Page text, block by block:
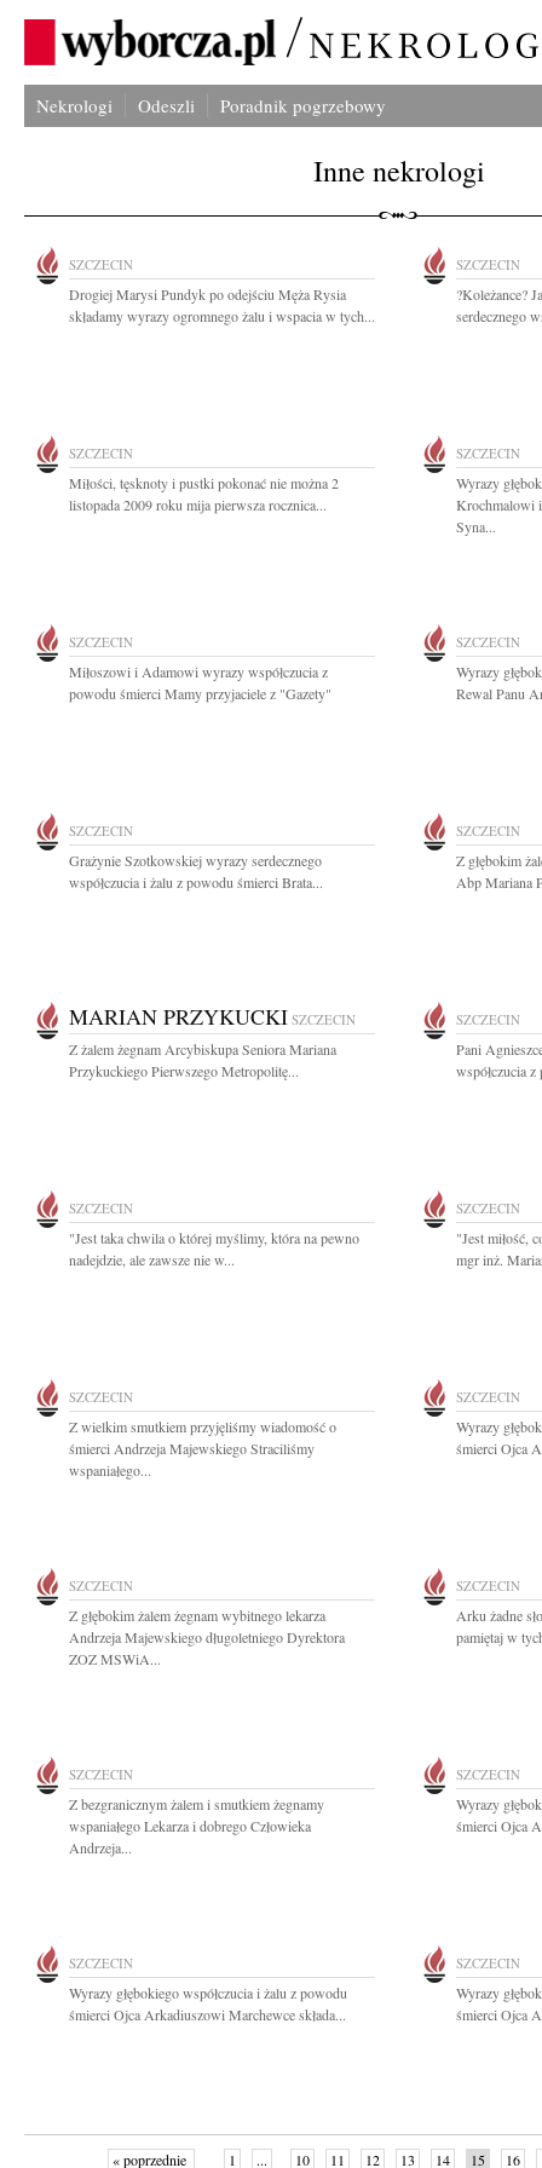
Nekrologi Odeszli Poradnik pogrzebowy
Inne nekrologi
SZCZECIN
Drogiej Marysi Pundyk po odejściu Męża Rysia
składamy wyrazy ogromnego żalu i wspacia w tych...
SZCZECIN
?Koleżance?
serdecznego
SZCZECIN
Miłości, tęsknoty i pustki pokonać nie można 2
listopada 2009 roku mija pierwsza rocznica...
SZCZECIN
Wyrazy
Krochmalowi
Syna...
SZCZECIN
Miłoszowi i Adamowi wyrazy współczucia z
powodu śmierci Mamy przyjaciele z "Gazety"
SZCZECIN
Wyrazy
Rewal Panu
SZCZECIN
Grażynie Szotkowskiej wyrazy serdecznego
współczucia i żalu z powodu śmierci Brata...
SZCZECIN
Z głębokim
Abp Mariana
MARIAN PRZYKUCKI SZCZECIN
Z żalem żegnam Arcybiskupa Seniora Mariana
Przykuckiego Pierwszego Metropolitę...
SZCZECIN
Pani
współczucia
SZCZECIN
"Jest taka chwila o której myślimy, która na pewno
nadejdzie, ale zawsze nie w...
SZCZECIN
"Jest miłość,
mgr inż.
SZCZECIN
Z wielkim smutkiem przyjęliśmy wiadomość o
śmierci Andrzeja Majewskiego Straciliśmy
wspaniałego...
SZCZECIN
Wyrazy
śmierci Ojca
SZCZECIN
Z głębokim żalem żegnam wybitnego lekarza
Andrzeja Majewskiego długoletniego Dyrektora
ZOZ MSWiA...
SZCZECIN
Arku żadne
pamiętaj w
SZCZECIN
Z bezgranicznym żalem i smutkiem żegnamy
wspaniałego Lekarza i dobrego Człowieka
Andrzeja...
SZCZECIN
Wyrazy
śmierci Ojca
SZCZECIN
Wyrazy głębokiego współczucia i żalu z powodu
śmierci Ojca Arkadiuszowi Marchewce składa...
SZCZECIN
Wyrazy
śmierci Ojca
« poprzednie 1 ... 10 11 12 13 14 15 16